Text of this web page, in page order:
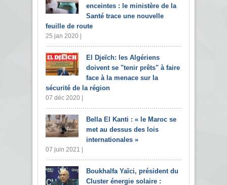
enceintes : le ministère de la
Santé trace une nouvelle
feuille de route
25 jan 2020 |
El Djeïch: les Algériens
doivent se "tenir prêts" à faire
face à la menace sur la
sécurité de la région
07 déc 2020 |
Bella El Kanti : « le Maroc se
met au dessus des lois
internationales »
07 juin 2021 |
Boukhalfa Yaïci, président du
Cluster énergie solaire :